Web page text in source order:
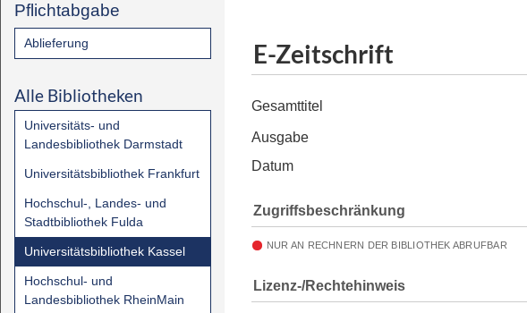
Pflichtabgabe
Ablieferung
Alle Bibliotheken
Universitäts- und
Landesbibliothek Darmstadt
Universitätsbibliothek Frankfurt
Hochschul-, Landes- und
Stadtbibliothek Fulda
Universitätsbibliothek Kassel
Hochschul- und
Landesbibliothek RheinMain
E-Zeitschrift
Gesamttitel
Ausgabe
Datum
Zugriffsbeschränkung
NUR AN RECHNERN DER BIBLIOTHEK ABRUFBAR
Lizenz-/Rechtehinweis